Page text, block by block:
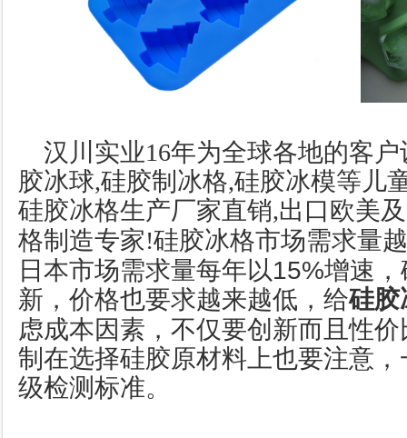
汉川实业16年为全球各地的客户
胶冰球,硅胶制冰格,硅胶冰模等儿
硅胶冰格生产厂家直销,出口欧美
格制造专家!硅胶冰格市场需求量
日本市场需求量每年以15%增速
新，价格也要求越来越低，给硅胶
虑成本因素，不仅要创新而且性
制 在选择硅胶原材料上也要注意
级检测标准。